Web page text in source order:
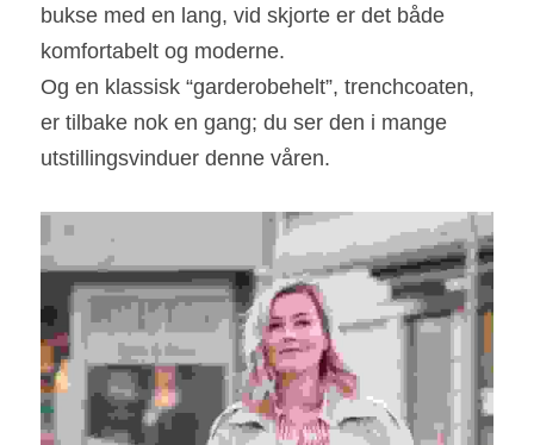
bukse med en lang, vid skjorte er det både
komfortabelt og moderne.
Og en klassisk “garderobehelt”, trenchcoaten,
er tilbake nok en gang; du ser den i mange
utstillingsvinduer denne våren.